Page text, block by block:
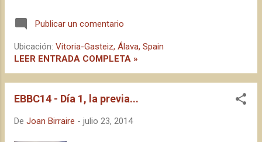
primer paso hacia un horizonte en que la
oferta musical alternativa iría acompañada de
cervezas igualmente alternativas y, desde
entonces, con distintos formatos y matices,
ha habido otras celebraciones que han
apostado por las sinergias entre cerveza y
Jazz & Beer de Cornellà, que en breve
Publicar un comentario
Ubicación: Vitoria-Gasteiz, Álava, Spain
LEER ENTRADA COMPLETA »
EBBC14 - Día 1, la previa...
De Joan Birraire - julio 23, 2014